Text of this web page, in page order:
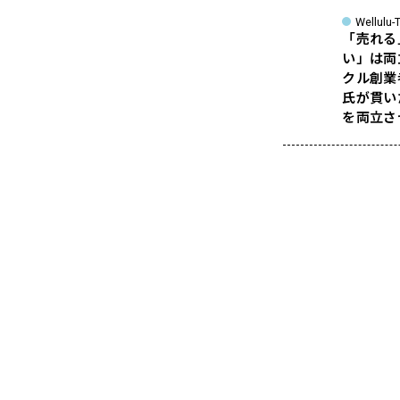
Wellulu-
「売れ
い」は
クル創
氏が貫
を両立